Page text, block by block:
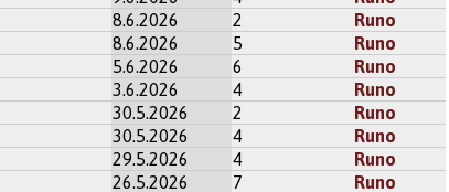
8.6.2026 2
Runo
8.6.2026 5
Runo
5.6.2026 6
Runo
3.6.2026 4
Runo
30.5.2026 2
Runo
30.5.2026 4
Runo
29.5.2026 4
Runo
26.5.2026 7
Runo